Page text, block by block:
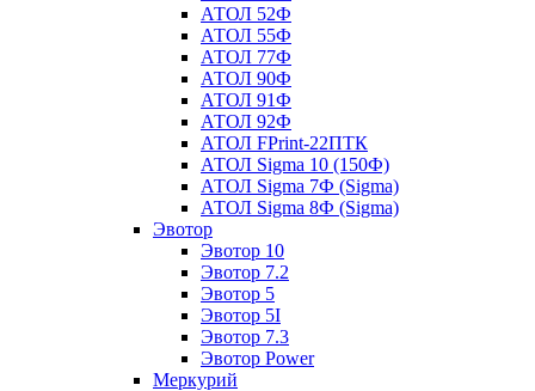
АТОЛ 52Ф
АТОЛ 55Ф
АТОЛ 77Ф
АТОЛ 90Ф
АТОЛ 91Ф
АТОЛ 92Ф
АТОЛ FPrint-22ПТК
АТОЛ Sigma 10 (150Ф)
АТОЛ Sigma 7Ф (Sigma)
АТОЛ Sigma 8Ф (Sigma)
Эвотор
Эвотор 10
Эвотор 7.2
Эвотор 5
Эвотор 5I
Эвотор 7.3
Эвотор Power
Меркурий